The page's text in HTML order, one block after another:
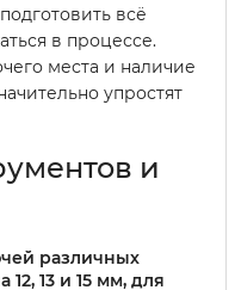
всё
в процессе.
места и наличие
упростят
и
различных
13 и 15 мм, для